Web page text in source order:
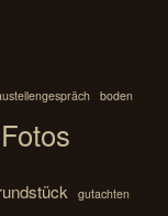
boden
Fotos
gutachten